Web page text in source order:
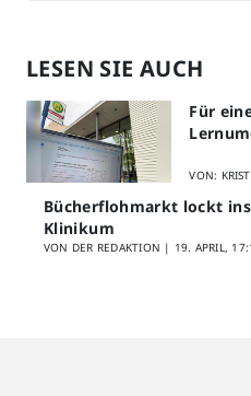
LESEN SIE AUCH
Für
VON:
Bücherflohmarkt lockt ins
Klinikum
VON DER REDAKTION | 19. APRIL,